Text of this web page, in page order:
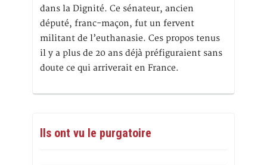
dans la Dignité. Ce sénateur, ancien
député, franc-maçon, fut un fervent
militant de l’euthanasie. Ces propos tenus
il y a plus de 20 ans déjà préfiguraient sans
doute ce qui arriverait en France.
Ils ont vu le purgatoire